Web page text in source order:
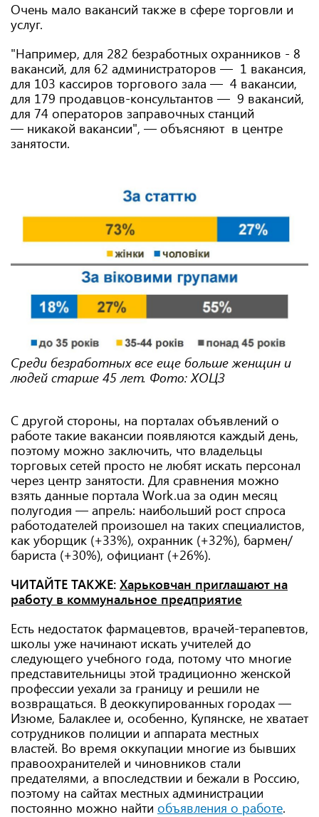
Очень мало вакансий также в сфере торговли и
услуг.
"Например, для 282 безработных охранников - 8
вакансий, для 62 администраторов — 1 вакансия,
для 103 кассиров торгового зала — 4 вакансии,
для 179 продавцов-консультантов — 9 вакансий,
для 74 операторов заправочных станций
— никакой вакансии", — объясняют в центре
занятости.
Среди безработных все еще больше женщин и
людей старше 45 лет. Фото: ХОЦЗ
С другой стороны, на порталах объявлений о
работе такие вакансии появляются каждый день,
поэтому можно заключить, что владельцы
торговых сетей просто не любят искать персонал
через центр занятости. Для сравнения можно
взять данные портала Work.ua за один месяц
полугодия — апрель: наибольший рост спроса
работодателей произошел на таких специалистов,
как уборщик (+33%), охранник (+32%), бармен/
бариста (+30%), официант (+26%).
ЧИТАЙТЕ ТАКЖЕ: Харьковчан приглашают на
работу в коммунальное предприятие
Есть недостаток фармацевтов, врачей-терапевтов,
школы уже начинают искать учителей до
следующего учебного года, потому что многие
представительницы этой традиционно женской
профессии уехали за границу и решили не
возвращаться. В деоккупированных городах —
Изюме, Балаклее и, особенно, Купянске, не хватает
сотрудников полиции и аппарата местных
властей. Во время оккупации многие из бывших
правоохранителей и чиновников стали
предателями, а впоследствии и бежали в Россию,
поэтому на сайтах местных администрации
постоянно можно найти объявления о работе.